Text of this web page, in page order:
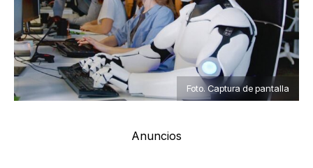
Foto. Captura de pantalla
Anuncios